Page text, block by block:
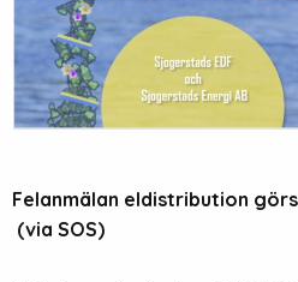
Felanmälan eldistribution
(via SOS)